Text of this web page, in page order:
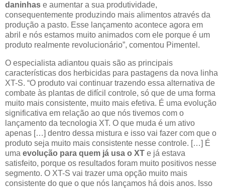
daninhas e aumentar a sua produtividade,
consequentemente produzindo mais alimentos através da
produção a pasto. Esse lançamento acontece agora em
abril e nós estamos muito animados com ele porque é um
produto realmente revolucionário”, comentou Pimentel.
O especialista adiantou quais são as principais
características dos herbicidas para pastagens da nova linha
XT-S. “O produto vai continuar trazendo essa alternativa de
combate às plantas de difícil controle, só que de uma forma
muito mais consistente, muito mais efetiva. É uma evolução
significativa em relação ao que nós tivemos com o
lançamento da tecnologia XT. O que muda é um ativo
apenas […] dentro dessa mistura e isso vai fazer com que o
produto seja muito mais consistente nesse controle. […] É
uma evolução para quem já usa o XT e já estava
satisfeito, porque os resultados foram muito positivos nesse
segmento. O XT-S vai trazer uma opção muito mais
consistente do que o que nós lançamos há dois anos. Isso